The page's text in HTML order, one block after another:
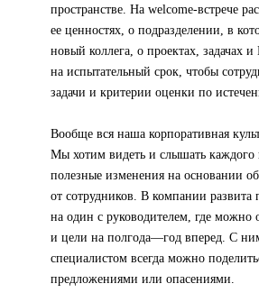
пространстве. На welcome-встрече
ее ценностях, о подразделении, в
новый коллега, о проектах, задачах
на испытательный срок, чтобы
задачи и критерии оценки по
Вообще вся наша корпоративная
Мы хотим видеть и слышать каждого
полезные изменения на основании
от сотрудников. В компании развита
на один с руководителем, где можно
и цели на полгода—год вперед. С
специалистом всегда можно
предложениями или опасениями.